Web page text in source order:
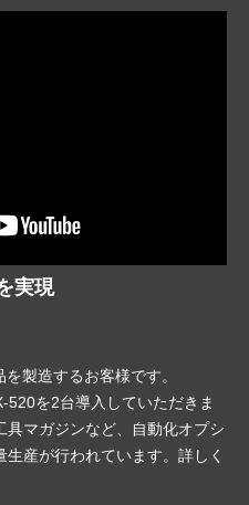
実現
製造するお客様です。
を2台導入していただきま
具マガジンなど、自動化オプシ
産が行われています。詳しく